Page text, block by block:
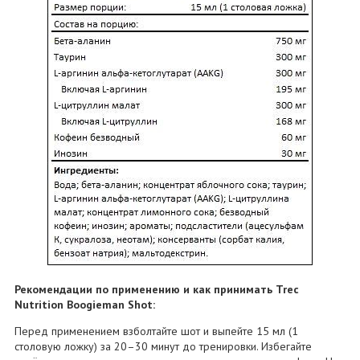
Рекомендации по применению и как принимать Trec
Nutrition Boogieman Shot:
Перед применением взболтайте шот и выпейте 15 мл (1
столовую ложку) за 20–30 минут до тренировки. Избегайте